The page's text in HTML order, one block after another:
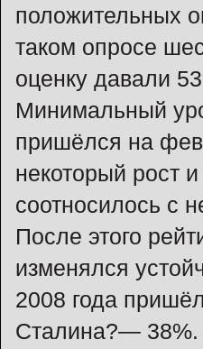
положительных
таком опросе
оценку давали
Минимальный
пришёлся на
некоторый рост
соотносилось с
После этого
изменялся
2008 года
Сталина?— 38%.